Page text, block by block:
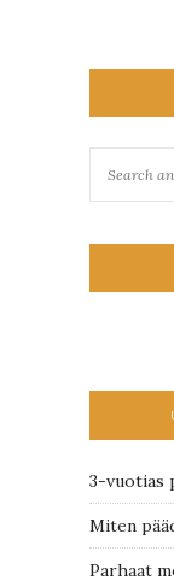
3-vuotias
Miten
Parhaat